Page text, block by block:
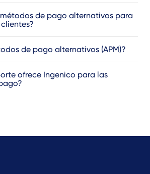
métodos de pago alternativos para
de pago alternativos (APM)?
ofrece Ingenico para las